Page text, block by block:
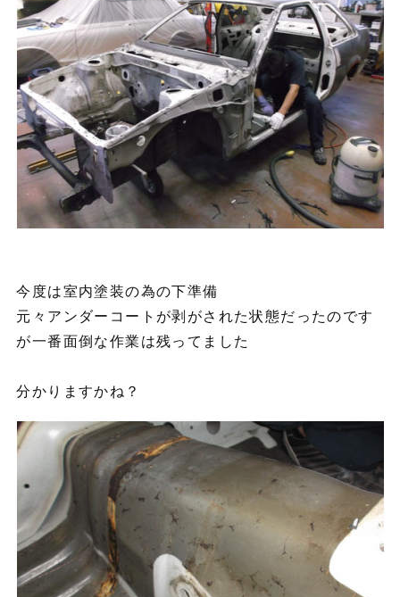
今度は室内塗装の為の下準備
元々アンダーコートが剥がされた状態だったのです
が一番面倒な作業は残ってました
分かりますかね？